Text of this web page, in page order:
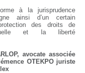
à la jurisprudence
ainsi d’un certain
des droits de
et la liberté
avocate associée
OTEKPO juriste